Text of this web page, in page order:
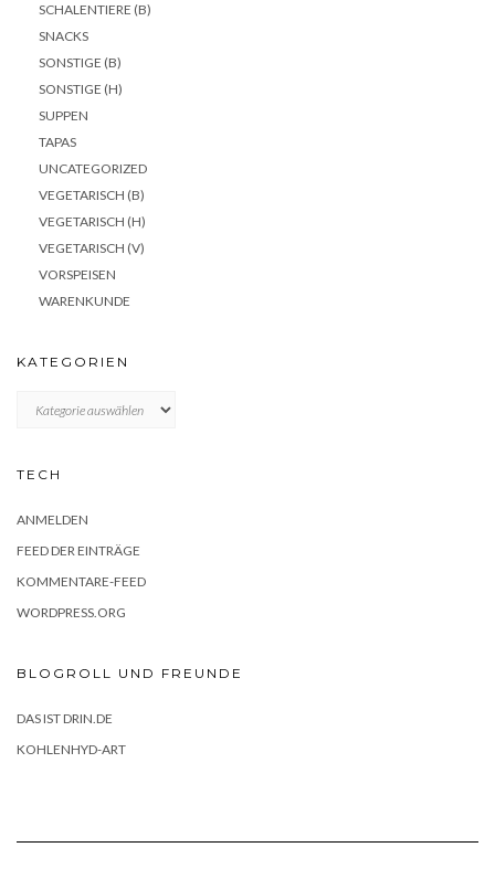
SCHALENTIERE (B)
SNACKS
SONSTIGE (B)
SONSTIGE (H)
SUPPEN
TAPAS
UNCATEGORIZED
VEGETARISCH (B)
VEGETARISCH (H)
VEGETARISCH (V)
VORSPEISEN
WARENKUNDE
KATEGORIEN
TECH
ANMELDEN
FEED DER EINTRÄGE
KOMMENTARE-FEED
WORDPRESS.ORG
BLOGROLL UND FREUNDE
DAS IST DRIN.DE
KOHLENHYD-ART